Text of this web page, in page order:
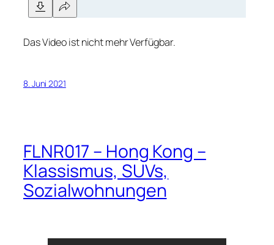
Das Video ist nicht mehr Verfügbar.
8. Juni 2021
FLNR017 – Hong Kong –
Klassismus, SUVs,
Sozialwohnungen